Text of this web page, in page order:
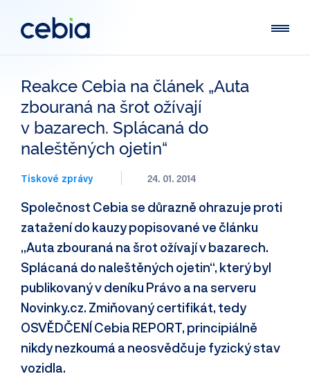
Reakce Cebia na článek „Auta
zbouraná na šrot ožívají
v bazarech. Splácaná do
naleštěných ojetin“
Tiskové zprávy 24. 01. 2014
Společnost Cebia se důrazně ohrazuje proti
zatažení do kauzy popisované ve článku
„Auta zbouraná na šrot ožívají v bazarech.
Splácaná do naleštěných ojetin“, který byl
publikovaný v deníku Právo a na serveru
Novinky.cz. Zmiňovaný certifikát, tedy
OSVĚDČENÍ Cebia REPORT, principiálně
nikdy nezkoumá a neosvědčuje fyzický stav
vozidla.